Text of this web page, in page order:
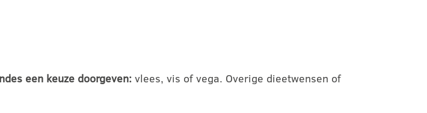
een keuze doorgeven: vlees, vis of vega. Overige dieetwensen of